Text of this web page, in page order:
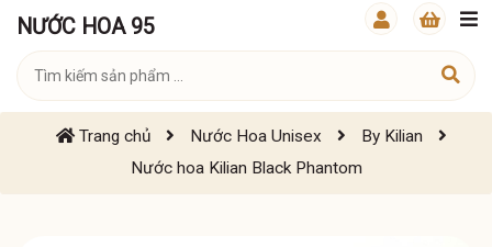
NƯỚC HOA 95
Trang chủ Nước Hoa Unisex
By Kilian
Nước hoa Kilian Black Phantom